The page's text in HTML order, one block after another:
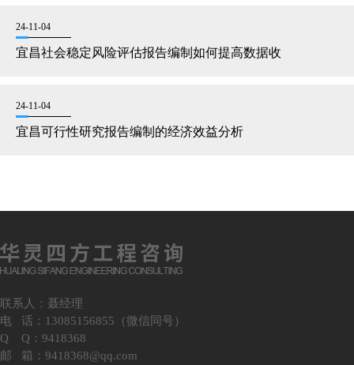
24-11-04
宜昌社会稳定风险评估报告编制如何提高数据收
24-11-04
宜昌可行性研究报告编制的经济效益分析
联系人：聂经理
电 话：13085156855（微信同号）
Q Q：9418368
邮 箱：9418368@qq.com